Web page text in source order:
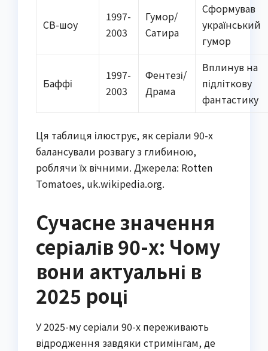
СВ-шоу
1997-
2003
Гумор/
Сатира
Сформував
український
гумор
Баффі
1997-
2003
Фентезі/
Драма
Вплинув на
підліткову
фантастику
Ця таблиця ілюструє, як серіали 90-х
балансували розвагу з глибиною,
роблячи їх вічними. Джерела: Rotten
Tomatoes, uk.wikipedia.org.
Сучасне значення
серіалів 90-х: Чому
вони актуальні в
2025 році
У 2025-му серіали 90-х переживають
відродження завдяки стримінгам, де